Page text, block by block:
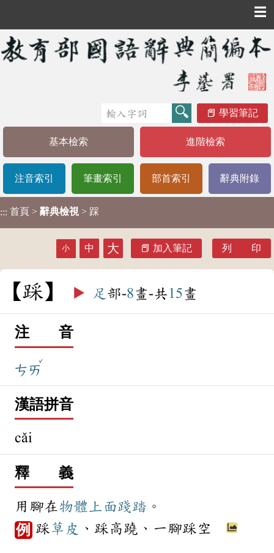
☰
學習筆記
基本檢索 進階檢索
注音索引 筆畫索引 部首索引 辭典附錄
::: 首頁 > 辭典檢視 > 踩
小 中 大 加入筆記 列 印
踩 ▶️ 足 部-8畫-共 15畫
注 音
ㄘㄞ
ˇ
漢語拼音
cǎi
釋 義
用腳在物體 上面踐踏 。
例 踩草皮 、踩高蹺、一腳踩空